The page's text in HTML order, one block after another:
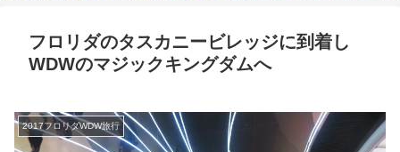
フロリダのタスカニービレッジに到着し
WDWのマジックキングダムへ
2017フロリダWDW旅行